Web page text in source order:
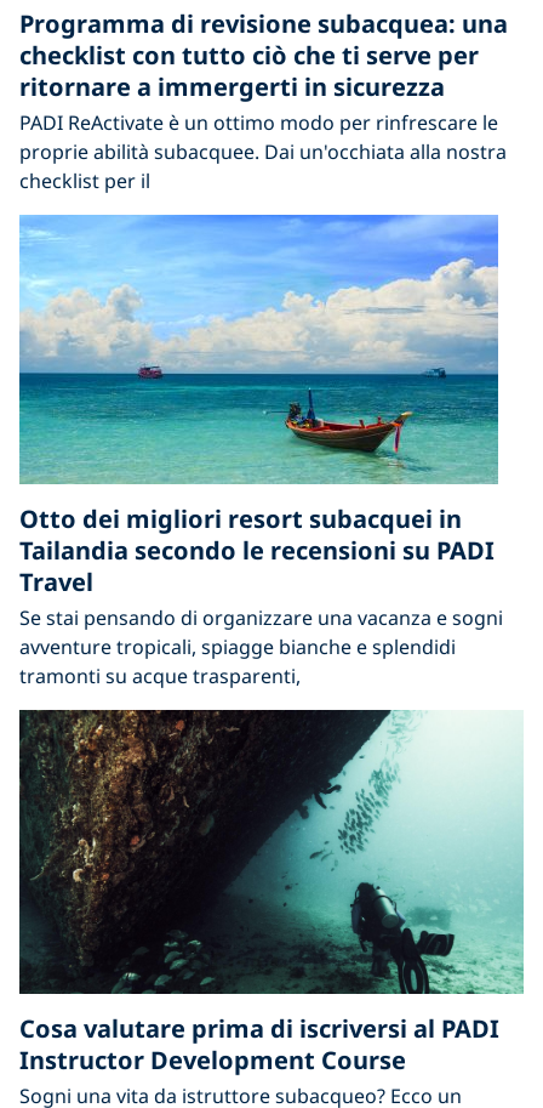
Programma di revisione subacquea: una
checklist con tutto ciò che ti serve per
ritornare a immergerti in sicurezza
PADI ReActivate è un ottimo modo per rinfrescare le
proprie abilità subacquee. Dai un'occhiata alla nostra
checklist per il
Otto dei migliori resort subacquei in
Tailandia secondo le recensioni su PADI
Travel
Se stai pensando di organizzare una vacanza e sogni
avventure tropicali, spiagge bianche e splendidi
tramonti su acque trasparenti,
Cosa valutare prima di iscriversi al PADI
Instructor Development Course
Sogni una vita da istruttore subacqueo? Ecco un